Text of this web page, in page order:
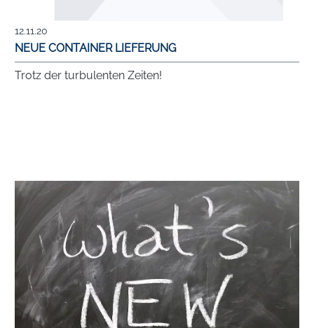
12.11.20
NEUE CONTAINER LIEFERUNG
Trotz der turbulenten Zeiten!